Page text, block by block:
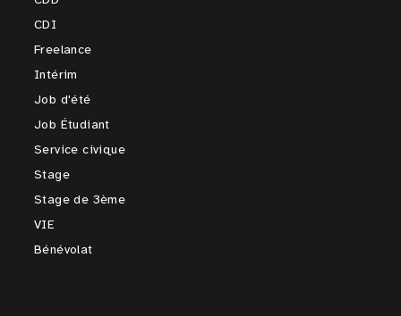
CDI
Freelance
Intérim
Job d'été
Job Étudiant
Service civique
Stage
Stage de 3ème
VIE
Bénévolat